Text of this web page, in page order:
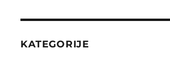
KATEGORIJE